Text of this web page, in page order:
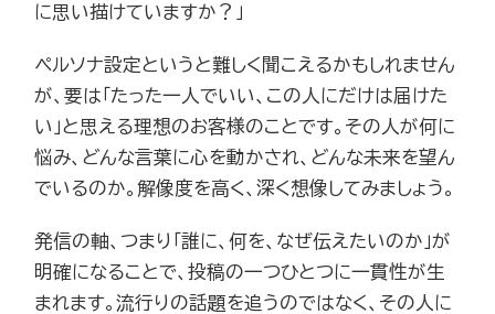
に思い描けていますか？」
ペルソナ設定というと難しく聞こえるかもしれません
が、要は「たった一人でいい、この人にだけは届けた
い」と思える理想のお客様のことです。その人が何に
悩み、どんな言葉に心を動かされ、どんな未来を望ん
でいるのか。解像度を高く、深く想像してみましょう。
発信の軸、つまり「誰に、何を、なぜ伝えたいのか」が
明確になることで、投稿の一つひとつに一貫性が生
まれます。流行りの話題を追うのではなく、その人に